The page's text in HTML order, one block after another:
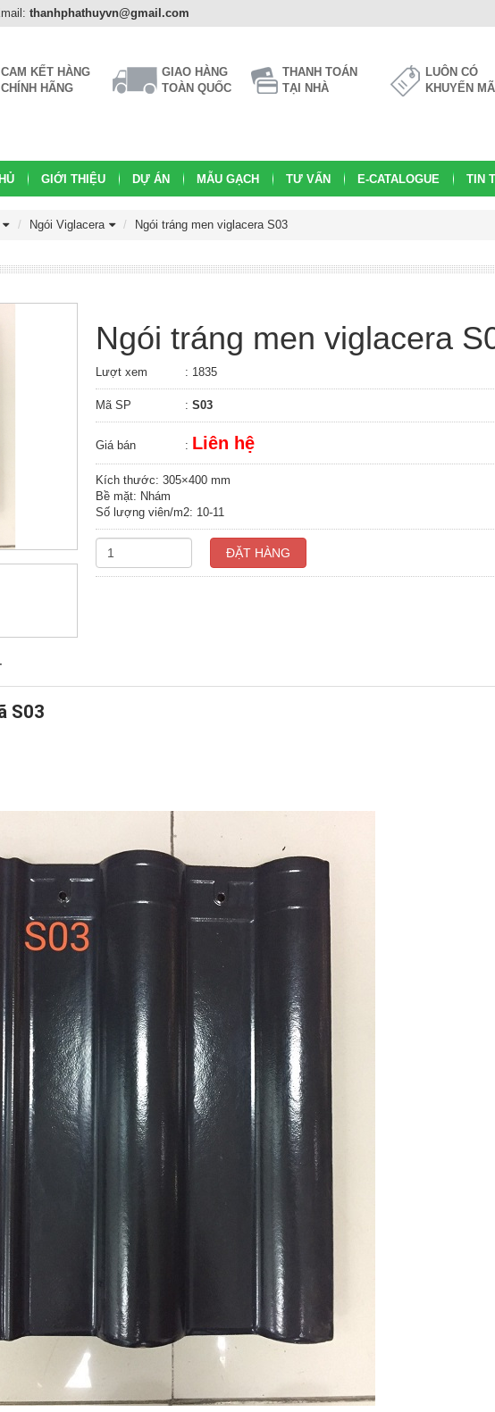
thanhphathuyvn@gmail.com
CAM KẾT HÀNG
CHÍNH HÃNG
GIAO HÀNG
TOÀN QUỐC
THANH TOÁN
TẠI NHÀ
LUÔN CÓ
KHUYẾN MÃI
GIỚI THIỆU DỰ ÁN MẪU GẠCH TƯ VẤN E-CATALOGUE TIN
Ngói Viglacera Ngói tráng men viglacera S03
Ngói tráng men viglacera
Lượt xem : 1835
Mã SP : S03
Giá bán : Liên hệ
Kích thước: 305×400 mm
Bề mặt: Nhám
Số lượng viên/m2: 10-11
ĐẶT HÀNG
S03